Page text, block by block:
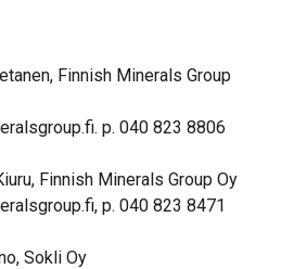
Finnish Minerals Group
p. 040 823 8806
Finnish Minerals Group Oy
p. 040 823 8471
Sokli Oy